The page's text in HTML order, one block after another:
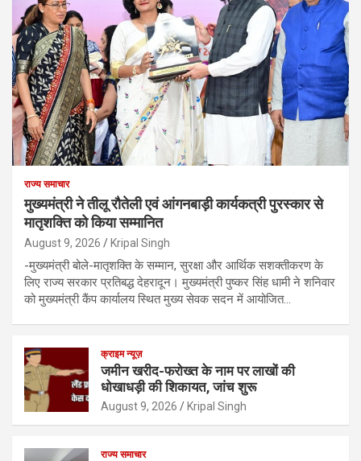
राज्य समाचार
मुख्यमंत्री ने तीलू रौतेली एवं आंगनबाड़ी कार्यकत्री पुरस्कार से
मातृशक्ति को किया सम्मानित
August 9, 2026 Kripal Singh
-मुख्यमंत्री बोले-मातृशक्ति के सम्मान, सुरक्षा और आर्थिक सशक्तीकरण के
लिए राज्य सरकार प्रतिबद्ध देहरादून। मुख्यमंत्री पुष्कर सिंह धामी ने शनिवार
को मुख्यमंत्री कैंप कार्यालय स्थित मुख्य सेवक सदन में आयोजित…
क्राइम न्यूज़
जमीन खरीद-फरोख्त के नाम पर लाखों की
धोखाधड़ी की शिकायत, जांच शुरू
August 9, 2026 Kripal Singh
राज्य समाचार